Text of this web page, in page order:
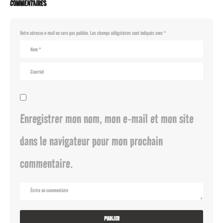
COMMENTAIRES
Votre adresse e-mail ne sera pas publiée.Les champs obligatoires sont indiqués avec*
Enregistrer mon nom, mon e-mail et mon site
dans le navigateur pour mon prochain
commentaire.